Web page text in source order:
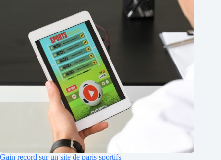
Gain record sur un site de paris sportifs